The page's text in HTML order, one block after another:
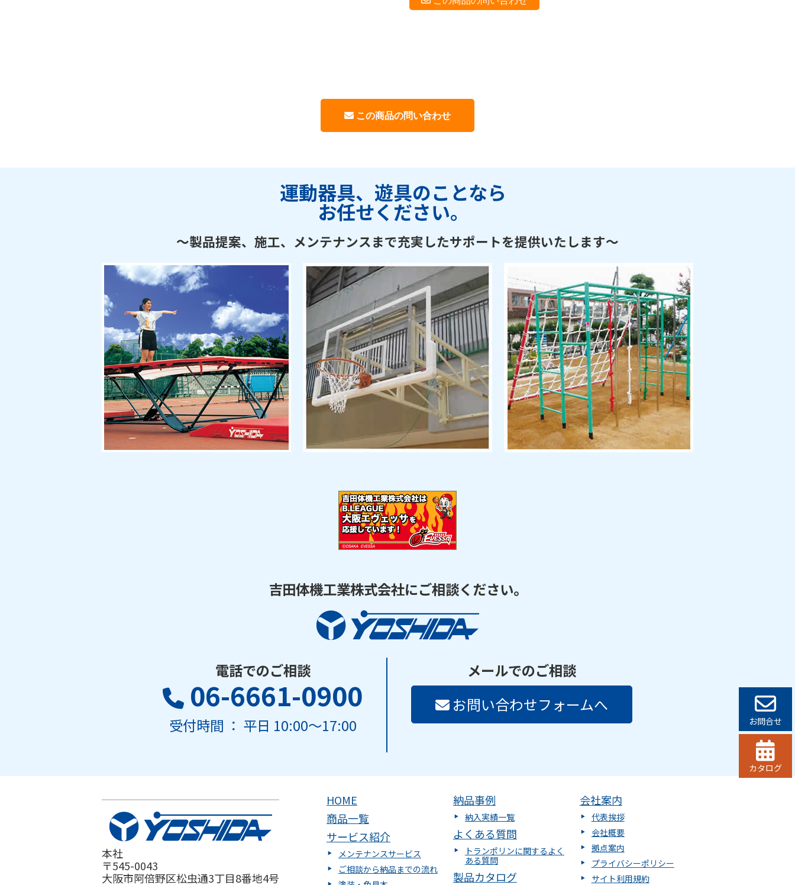
運動器具、遊具のことなら
お任せください。
～製品提案、施工、メンテナンスまで充実したサポートを提供いたします～
吉田体機工業株式会社にご相談ください。
電話でのご相談
06-6661-0900
受付時間 ： 平日 10:00～17:00
メールでのご相談
お問い合わせフォームへ
本社
〒545-0043
大阪市阿倍野区松虫通3丁目8番地4号
HOME
商品一覧
サービス紹介
メンテナンスサービス
ご相談から納品までの流れ
納品事例
納入実績一覧
よくある質問
トランポリンに関するよく
ある質問
製品カタログ
会社案内
代表挨拶
会社概要
拠点案内
プライバシーポリシー
サイト利用規約
お問合せ
カタログ